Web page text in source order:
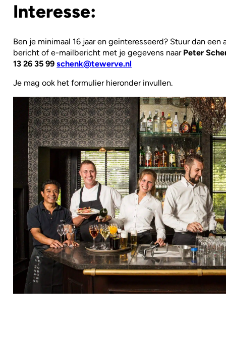
Interesse:
Ben je minimaal 16 jaar en geïnteresseerd? Stuur dan een
bericht of e-mailbericht met je gegevens naar Peter
13 26 35 99schenk@tewerve.nl
Je mag ook het formulier hieronder invullen.